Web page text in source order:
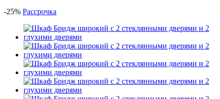
-25% Рассрочка